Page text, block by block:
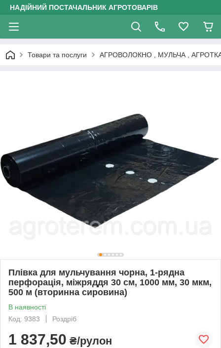
НАДІЙНИЙ ПОСТАЧАЛЬНИК АГРОТОВАРІВ
Товари та послуги АГРОВОЛОКНО , МУЛЬЧА ,
Плівка для мульчування чорна, 1-рядна
перфорація, міжряддя 30 см, 1000 мм, 30 мкм,
500 м (вторинна сировина)
В наявності
Код: 9383
Роздріб
1 837,50 ₴/рулон